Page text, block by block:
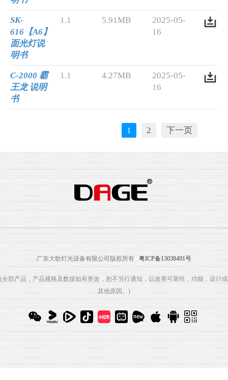
SK-
616【A6】
面光灯说
明书
1.1 5.91MB
2025-05-
16
C-2000 霸
王龙 说明
书
1.1 4.27MB
2025-05-
16
1 2 下一页
广东大歌灯光设备有限公司版权所有 粤ICP备13038491号
(全部产品，产品规格及数据如有更改，恕不另行通知，以改善可靠性，功能，设计或
其他原因。)